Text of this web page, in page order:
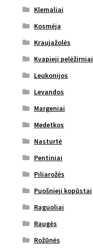
Klemaliai
Kosmėja
Kraujažolės
Kvapieji pelėžirniai
Leukonijos
Levandos
Margeniai
Medetkos
Nasturtė
Pentiniai
Piliarožės
Puošnieji kopūstai
Raguoliai
Raugės
Rožūnės